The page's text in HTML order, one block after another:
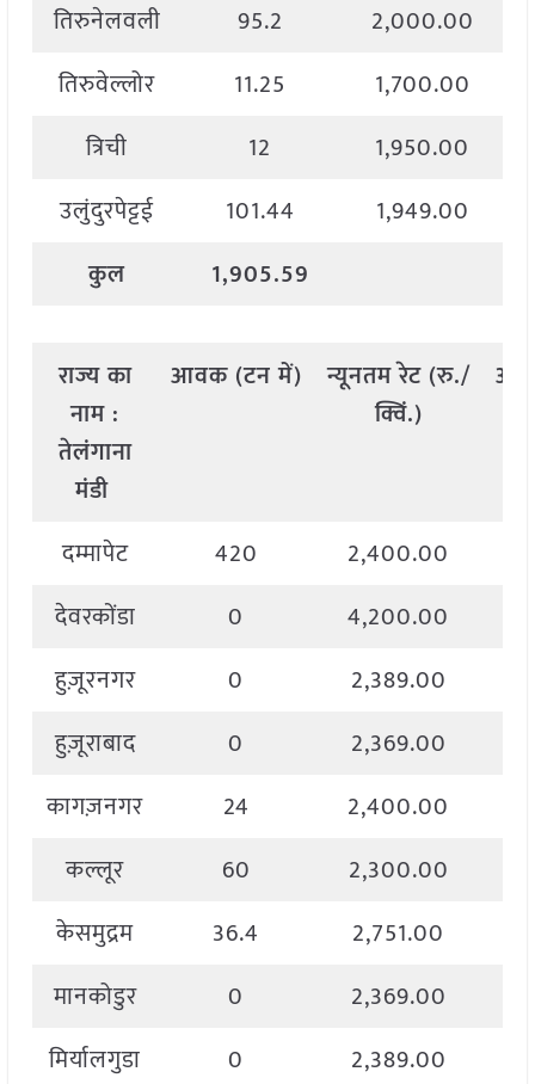
तिरुनेलवली
95.2
2,000.00
तिरुवेल्लोर
11.25
1,700.00
त्रिची
12
1,950.00
उलुंदुरपेट्टई
101.44
1,949.00
कुल
1,905.59
राज्यका
नाम :
तेलंगाना
मंडी
आवक (टनमें) न्यूनतमरेट (रु./
क्विं.)
दम्मापेट 420 2,400.00
देवरकोंडा
0 4,200.00
हुज़ूरनगर
0 2,389.00
हुज़ूराबाद
0 2,369.00
कागज़नगर
24 2,400.00
कल्लूर
60 2,300.00
केसमुद्रम
36.4 2,751.00
मानकोडुर
0 2,369.00
मिर्यालगुडा
0 2,389.00